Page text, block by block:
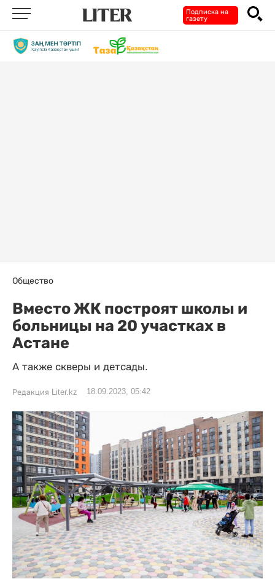
Подписка на
газету
Общество
Вместо ЖК построят школы и
больницы на 20 участках в
Астане
А также скверы и детсады.
Редакция Liter.kz 18.09.2023, 05:42